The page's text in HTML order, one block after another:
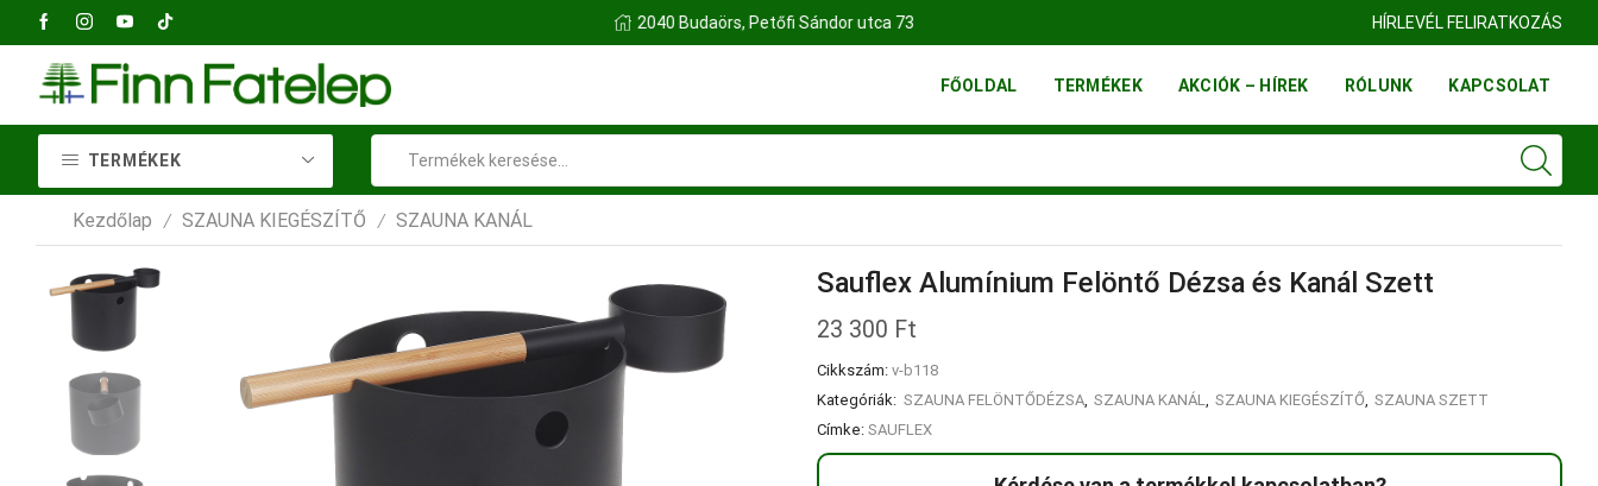
FINN FATELEP BUDAÖRS HÍRLEVÉL FELIRATKOZÁS
FŐOLDAL TERMÉKEK AKCIÓK – HÍREK RÓLUNK KAPCSOLAT
TERMÉKEK
input
Kezdőlap / SZAUNA KIEGÉSZÍTŐ / SZAUNA KANÁL
Sauflex Alumínium Felöntő Dézsa és Kanál Szett
23 300 Ft
Cikkszám: v-b118
Kategóriák: SZAUNA FELÖNTŐDÉZSA, SZAUNA KANÁL, SZAUNA KIEGÉSZÍTŐ, SZAUNA SZETT
Címke: SAUFLEX